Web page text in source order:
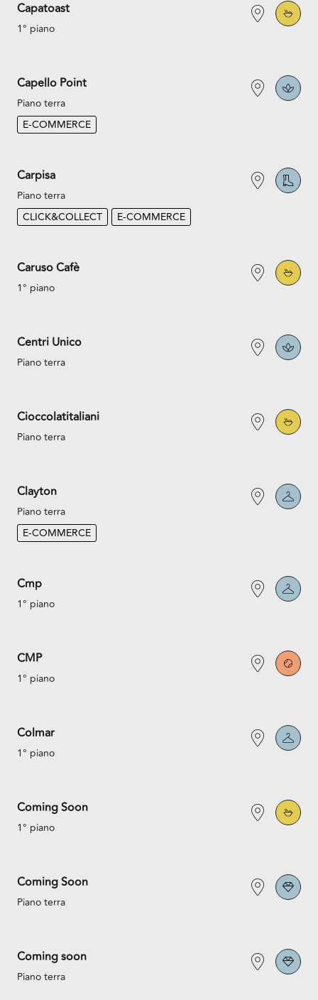
Capatoast
1° piano
Capello Point
Piano terra
E-COMMERCE
Carpisa
Piano terra
CLICK&COLLECT
E-COMMERCE
Caruso Cafè
1° piano
Centri Unico
Piano terra
Cioccolatitaliani
Piano terra
Clayton
Piano terra
E-COMMERCE
Cmp
1° piano
CMP
1° piano
Colmar
1° piano
Coming Soon
1° piano
Coming Soon
Piano terra
Coming soon
Piano terra